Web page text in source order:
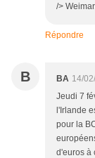
/> Weimar...
Répondre
B BA 14/
Jeudi 7
l'Irlande
pour la
d'euros à